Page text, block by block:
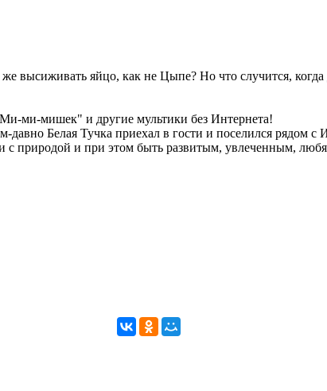
высиживать яйцо, как не Цыпе? Но что случится,
ми-мишек" и другие мультики без Интернета!
Белая Тучка приехал в гости и поселился
природой и при этом быть развитым, увлеченным,